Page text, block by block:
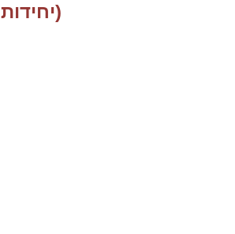
קופסת קרטון לאריזת אוזניות ניידות (MOQ 1000 יחידות)